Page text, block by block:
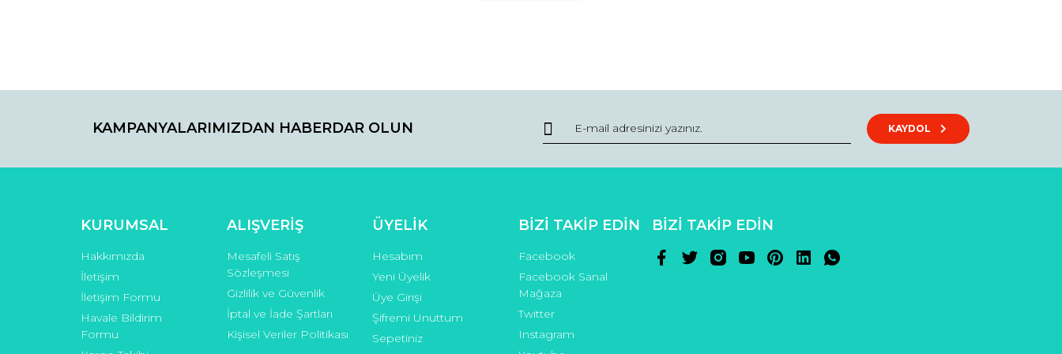
KAMPANYALARIMIZDAN HABERDAR OLUN KAYDOL
KURUMSAL
Hakkımızda
İletişim
İletişim Formu
Havale Bildirim
Formu
ALIŞVERİŞ
Mesafeli Satış
Sözleşmesi
Gizlilik ve Güvenlik
İptal ve İade Şartları
Kişisel Veriler Politikası
ÜYELİK
Hesabım
Yeni Üyelik
Üye Girişi
Şifremi Unuttum
Sepetiniz
BİZİ TAKİP EDİN
Facebook
Facebook Sanal
Mağaza
Twitter
Instagram
BİZİ TAKİP EDİN